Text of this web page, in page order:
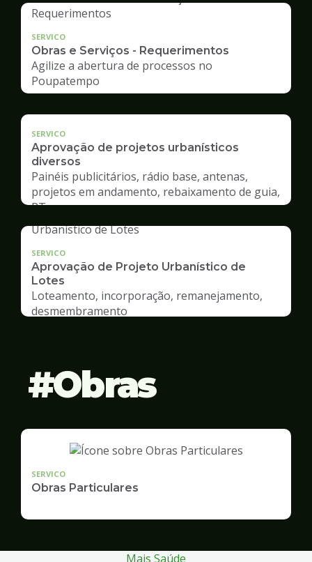
SERVICO
Obras e Serviços - Requerimentos
Agilize a abertura de processos no
Poupatempo
SERVICO
Aprovação de projetos urbanísticos
diversos
Painéis publicitários, rádio base, antenas,
projetos em andamento, rebaixamento de guia,
RT
SERVICO
Aprovação de Projeto Urbanístico de
Lotes
Loteamento, incorporação, remanejamento,
desmembramento
Obras
SERVICO
Obras Particulares
Mais Saúde